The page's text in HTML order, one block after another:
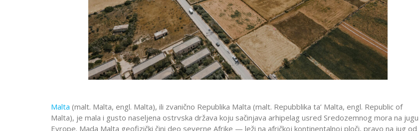
Malta (malt. Malta, engl. Malta), ili zvanično Republika Malta (malt. Repubblika ta’ Malta, engl. Republic of
Malta), je mala i gusto naseljena ostrvska država koju sačinjava arhipelag usred Sredozemnog mora na jugu
Evrope. Mada Malta geofizički čini deo severne Afrike — leži na afričkoj kontinentalnoj ploči, pravo na jug od